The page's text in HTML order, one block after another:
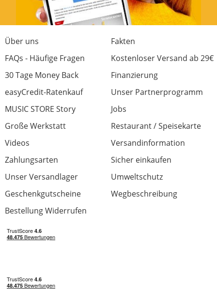
Verarbeitung
Optik
Bedienung
Preis/Leistung
0 von 0 fanden diese Rezension hilfreich
War diese Rezension hilfreich?
Alles gute
Bewertung von: Matej Ceilam1.3.20
Alles ok
Über uns
Fakten
FAQs - Häufige Fragen
Kostenloser Versand ab 29€
30 Tage Money Back
Finanzierung
easyCredit-Ratenkauf
Unser Partnerprogramm
MUSIC STORE Story
Jobs
Große Werkstatt
Restaurant / Speisekarte
Videos
Versandinformation
Zahlungsarten
Sicher einkaufen
Unser Versandlager
Umweltschutz
Geschenkgutscheine
Wegbeschreibung
Bestellung Widerrufen